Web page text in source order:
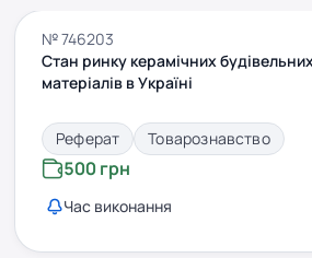
№ 746203
Стан ринку керамічних
матеріалів в Україні
Реферат Товарознавство
500 грн
Час виконання